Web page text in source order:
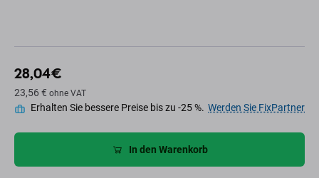
28,04 €
23,56 € ohne VAT
Erhalten Sie bessere Preise bis zu -25 %. Werden Sie FixPartner
In den Warenkorb